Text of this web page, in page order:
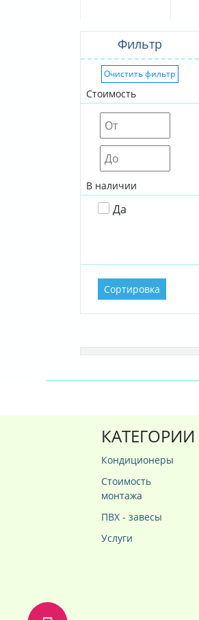
Фильтр
Очистить фильтр
Стоимость
В наличии
Да
КАТЕГОРИИ
Кондиционеры
Стоимость
монтажа
ПВХ - завесы
Услуги